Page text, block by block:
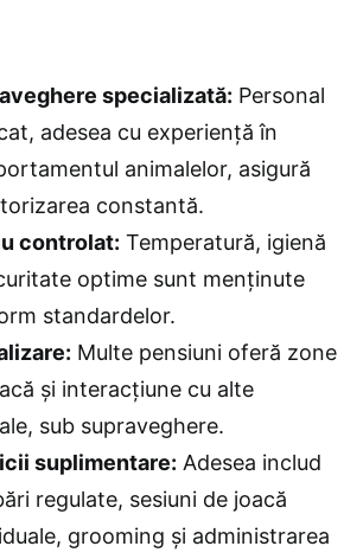
specializată: Personal
adesea cu experiență în
animalelor, asigură
constantă.
controlat: Temperatură, igienă
optime sunt menținute
standardelor.
Multe pensiuni oferă zone
și interacțiune cu alte
sub supraveghere.
suplimentare: Adesea includ
regulate, sesiuni de joacă
grooming și administrarea